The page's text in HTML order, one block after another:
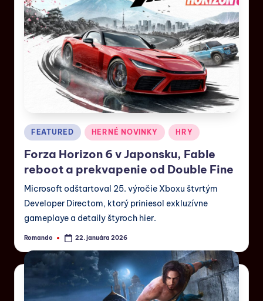
FEATURED HERNÉ NOVINKY HRY
Forza Horizon 6 v Japonsku, Fable
reboot a prekvapenie od Double Fine
Microsoft odštartoval 25. výročie Xboxu štvrtým
Developer Directom, ktorý priniesol exkluzívne
gameplaye a detaily štyroch hier.
Romando 22. januára 2026